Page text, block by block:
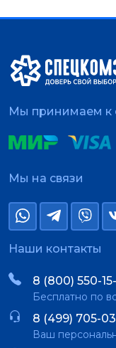
Мы принимаем к
Мы на связи
Наши контакты
8 (800) 550-
Бесплатно по
8 (499) 705-
Ваш